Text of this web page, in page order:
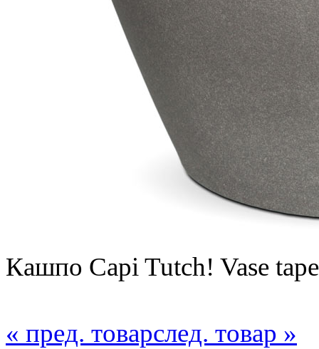
Кашпо Capi Tutch! Vase
« пред. товарслед. товар »